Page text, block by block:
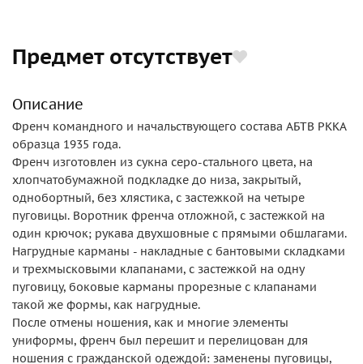
Предмет отсутствует
Описание
Френч командного и начальствующего состава АБТВ РККА
образца 1935 года.
Френч изготовлен из сукна серо-стального цвета, на
хлопчатобумажной подкладке до низа, закрытый,
однобортный, без хлястика, с застежкой на четыре
пуговицы. Воротник френча отложной, с застежкой на
один крючок; рукава двухшовные с прямыми обшлагами.
Нагрудные карманы - накладные с бантовыми складками
и трехмысковыми клапанами, с застежкой на одну
пуговицу, боковые карманы прорезные с клапанами
такой же формы, как нагрудные.
После отмены ношения, как и многие элементы
униформы, френч был перешит и перелицован для
ношения с гражданской одеждой: заменены пуговицы,